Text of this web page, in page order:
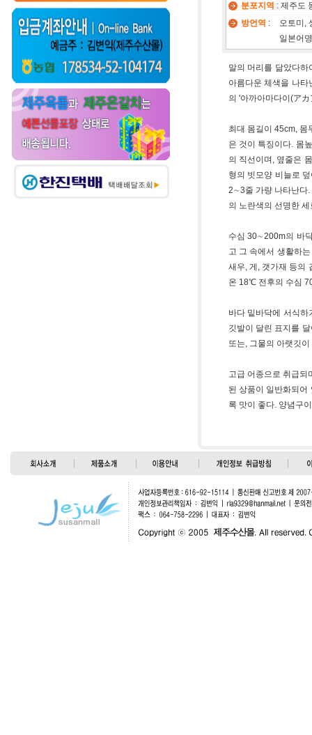
분포지역 : 제주도
방언역 :
오토미,
일본어
말의 머리를 닮았다
아름다운 체색을 나
의 '아까아마다이(ア
최대 몸길이 45cm, 몸
은 것이 특징이다. 몸
의 직선이며, 옆줄은
형의 빗모양 비늘로
2∼3줄 가량 나타난다
의 노란색의 선명한
수심 30∼200m의 바
고 그 속에서 생활하
새우, 게, 갯가재 등의
온 18℃ 전후의 수심
바다 밑바닥에 서식
깃발이 달린 표지를
또는, 그물의 아랫깃
고급 어종으로 취급되
된 상품이 일반화되어
록 맛이 좋다. 양념구